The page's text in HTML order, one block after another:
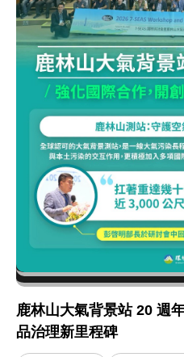
鹿林山大氣背景站 20 週
品治理新里程碑